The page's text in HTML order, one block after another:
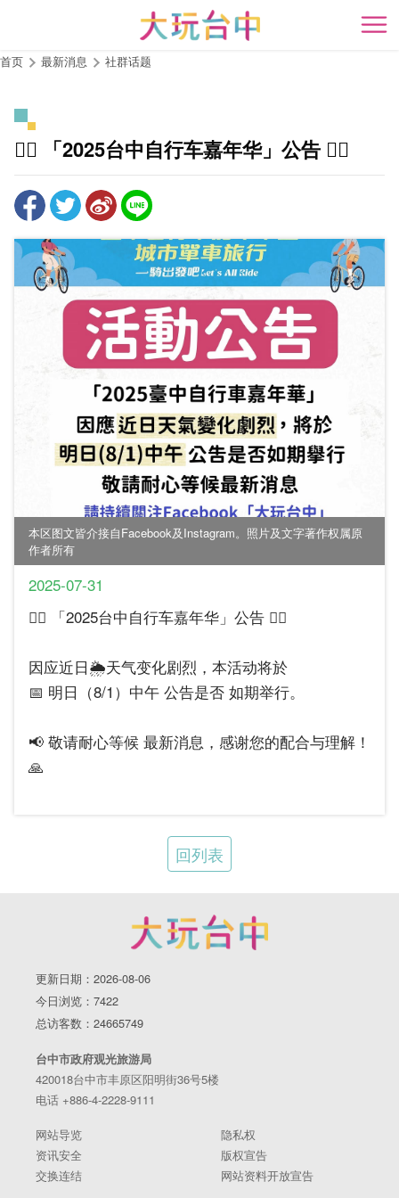
主
要
开
首页 最新消息 社群话题
🚴‍♂️ 「2025台中自行车嘉年华」公告 🚴‍♀️
本区图文皆介接自Facebook及Instagram。照片及文字著作权属原
作者所有
2025-07-31
🚴‍♂️ 「2025台中自行车嘉年华」公告 🚴‍♀️
因应近日🌦️天气变化剧烈，本活动将於
📅 明日（8/1）中午 公告是否 如期举行。
📢 敬请耐心等候 最新消息，感谢您的配合与理解！
🙏
回列表
更新日期：2026-08-06
今日浏览：7422
总访客数：24665749
台中市政府观光旅游局
420018台中市丰原区阳明街36号5楼
电话 +886-4-2228-9111
网站导览
隐私权
资讯安全
版权宣告
交换连结
网站资料开放宣告